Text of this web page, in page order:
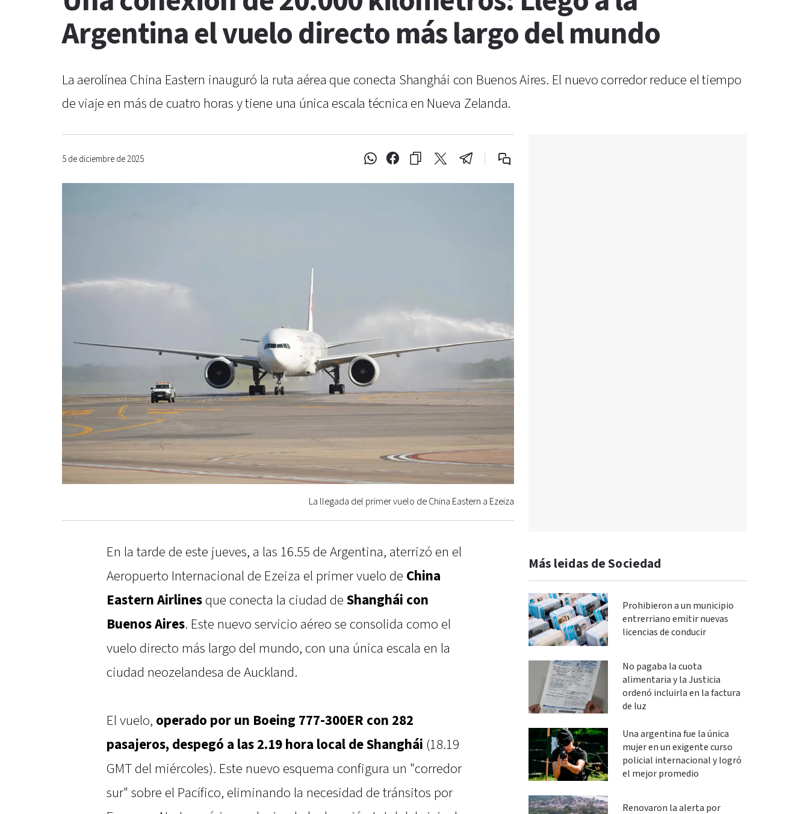
Argentina el vuelo directo más largo del mundo
La aerolínea China Eastern inauguró la ruta aérea que conecta Shanghái con Buenos Aires. El nuevo corredor reduce el tiempo
de viaje en más de cuatro horas y tiene una única escala técnica en Nueva Zelanda.
5 de diciembre de 2025
La llegada del primer vuelo de China Eastern a Ezeiza
En la tarde de este jueves, a las 16.55 de Argentina, aterrizó en el
Aeropuerto Internacional de Ezeiza el primer vuelo de China
Eastern Airlinesque conecta la ciudad de Shanghái con
Buenos Aires. Este nuevo servicio aéreo se consolida como el
vuelo directo más largo del mundo, con una única escala en la
ciudad neozelandesa de Auckland.
El vuelo, operado por un Boeing 777-300ER con 282
pasajeros, despegó a las 2.19 hora local de Shanghái (18.19
GMT del miércoles). Este nuevo esquema configura un "corredor
sur" sobre el Pacífico, eliminando la necesidad de tránsitos por
Más leidas de Sociedad
Prohibieron a un municipio
entrerriano emitir nuevas
licencias de conducir
No pagaba la cuota
alimentaria y la Justicia
ordenó incluirla en la factura
de luz
Una argentina fue la única
mujer en un exigente curso
policial internacional y logró
el mejor promedio
Renovaron la alerta por